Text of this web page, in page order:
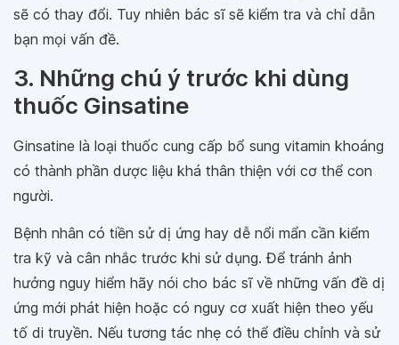
sẽ có thay đổi. Tuy nhiên bác sĩ sẽ kiểm tra và chỉ dẫn
bạn mọi vấn đề.
3. Những chú ý trước khi dùng
thuốc Ginsatine
Ginsatine là loại thuốc cung cấp bổ sung vitamin khoáng
có thành phần dược liệu khá thân thiện với cơ thể con
người.
Bệnh nhân có tiền sử dị ứng hay dễ nổi mẩn cần kiểm
tra kỹ và cân nhắc trước khi sử dụng. Để tránh ảnh
hưởng nguy hiểm hãy nói cho bác sĩ về những vấn đề dị
ứng mới phát hiện hoặc có nguy cơ xuất hiện theo yếu
tố di truyền. Nếu tương tác nhẹ có thể điều chỉnh và sử